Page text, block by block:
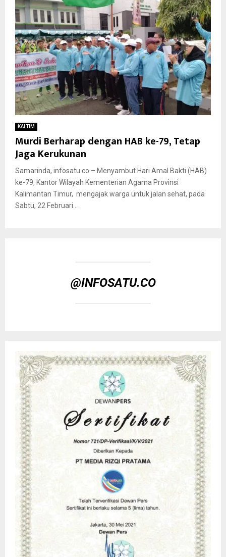
KALTIM
Murdi Berharap dengan HAB ke-79, Tetap
Jaga Kerukunan
Samarinda, infosatu.co – Menyambut Hari Amal Bakti (HAB)
ke-79, Kantor Wilayah Kementerian Agama Provinsi
Kalimantan Timur, mengajak warga untuk jalan sehat, pada
Sabtu, 22 Februari...
@INFOSATU.CO